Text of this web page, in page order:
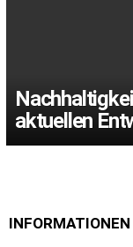
aktuellen
INFORMATIONEN